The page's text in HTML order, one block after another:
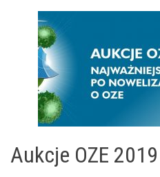
Aukcje OZE